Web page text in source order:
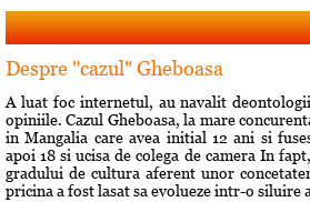
Despre "cazul" Gheboasa
A luat foc internetul, au navalit
opiniile. Cazul Gheboasa, la mare
in Mangalia care avea initial 12 ani si
apoi 18 si ucisa de colega de camera In
gradului de cultura aferent unor
pricina a fost lasat sa evolueze intr-o siluire